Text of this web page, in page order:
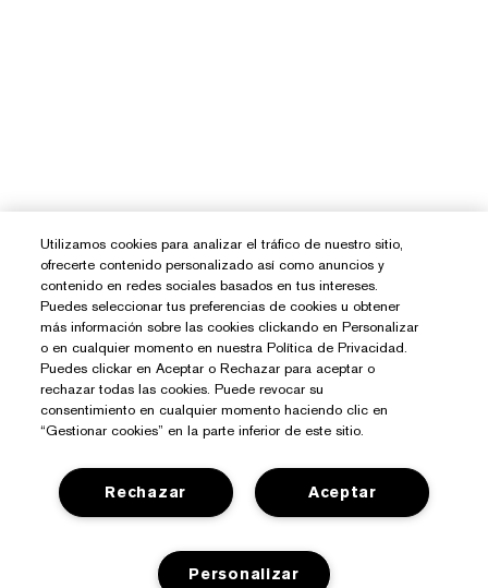
¿Necesitas Ayuda?
Utilizamos cookies para analizar el tráfico de nuestro sitio,
ofrecerte contenido personalizado así como anuncios y
contenido en redes sociales basados en tus intereses.
Puedes seleccionar tus preferencias de cookies u obtener
más información sobre las cookies clickando en Personalizar
o en cualquier momento en nuestra Política de Privacidad.
Puedes clickar en Aceptar o Rechazar para aceptar o
rechazar todas las cookies. Puede revocar su
consentimiento en cualquier momento haciendo clic en
“Gestionar cookies” en la parte inferior de este sitio.
Aceptar
Rechazar
Personalizar